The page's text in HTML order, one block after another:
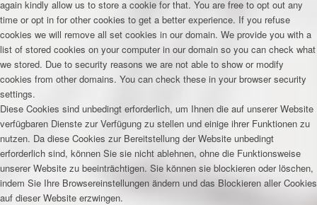
again kindly allow us to store a cookie for that. You are free to opt out any
time or opt in for other cookies to get a better experience. If you refuse
cookies we will remove all set cookies in our domain. We provide you with a
list of stored cookies on your computer in our domain so you can check what
we stored. Due to security reasons we are not able to show or modify
cookies from other domains. You can check these in your browser security
settings.
Diese Cookies sind unbedingt erforderlich, um Ihnen die auf unserer Website
verfügbaren Dienste zur Verfügung zu stellen und einige ihrer Funktionen zu
nutzen. Da diese Cookies zur Bereitstellung der Website unbedingt
erforderlich sind, können Sie sie nicht ablehnen, ohne die Funktionsweise
unserer Website zu beeinträchtigen. Sie können sie blockieren oder löschen,
indem Sie Ihre Browsereinstellungen ändern und das Blockieren aller Cookies
auf dieser Website erzwingen.